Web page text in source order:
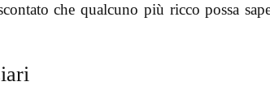
che qualcuno più ricco possa